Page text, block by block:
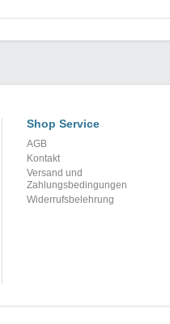
Shop Service
AGB
Kontakt
Versand und
Zahlungsbedingungen
Widerrufsbelehrung